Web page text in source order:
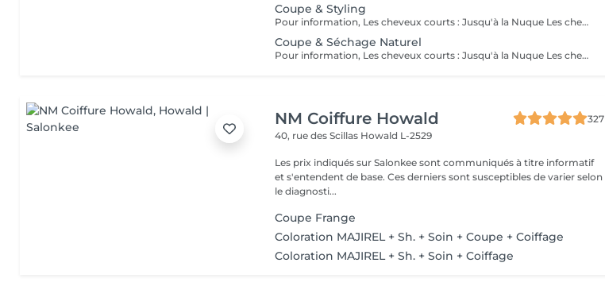
Coupe & Styling
Pour information, Les cheveux courts : Jusqu'à la Nuque Les cheveux mi-longs : Jusqu'à l'épaule Les cheveux longs : En dessous de l'épaule Un supplément sera demandé pour les cheveux très longs, (jusqu'au milieu du dos)
Coupe & Séchage Naturel
Pour information, Les cheveux courts : Jusqu'à la Nuque Les cheveux mi-longs : Jusqu'à l'épaule Les cheveux longs : En dessous de l'épaule Un supplément sera demandé pour les cheveux très long, (jusqu'au milieu du dos)
NM Coiffure Howald
327
40, rue des Scillas Howald L-2529
Les prix indiqués sur Salonkee sont communiqués à titre informatif
et s'entendent de base. Ces derniers sont susceptibles de varier selon
le diagnosti...
Coupe Frange
Coloration MAJIREL + Sh. + Soin + Coupe + Coiffage
Coloration MAJIREL + Sh. + Soin + Coiffage